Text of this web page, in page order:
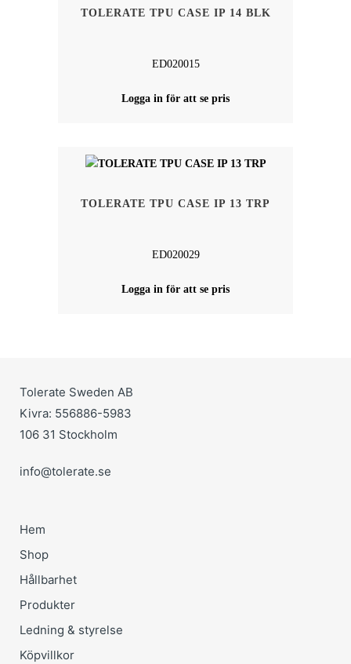
TOLERATE TPU CASE IP 14 BLK
ED020015
Logga in för att se pris
TOLERATE TPU CASE IP 13 TRP
ED020029
Logga in för att se pris
Tolerate Sweden AB
Kivra: 556886-5983
106 31 Stockholm
info@tolerate.se
Hem
Shop
Hållbarhet
Produkter
Ledning & styrelse
Köpvillkor